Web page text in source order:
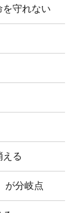
守れない
る
が分岐点